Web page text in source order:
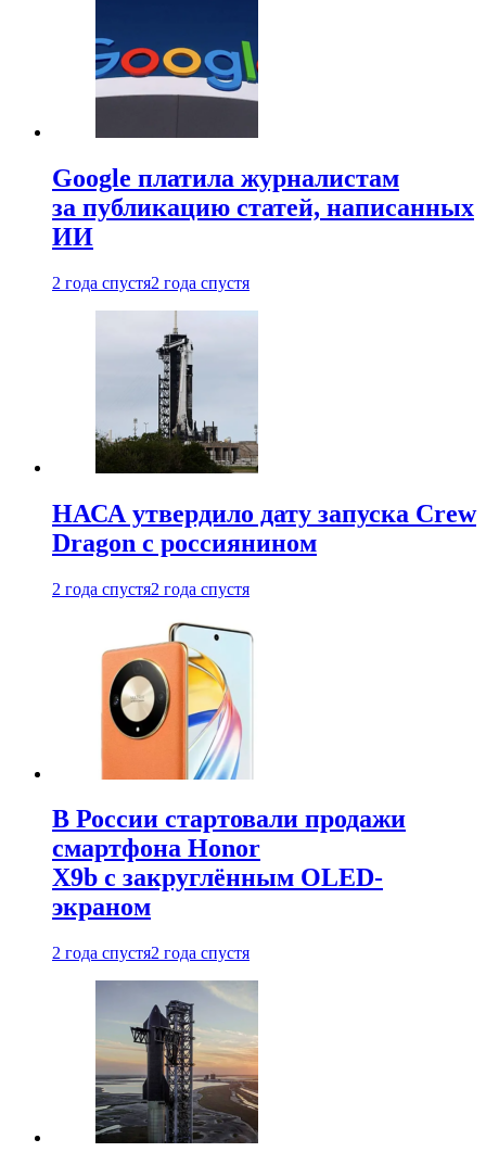
Google платила журналистам
за публикацию статей, написанных
ИИ
2 года спустя2 года спустя
НАСА утвердило дату запуска Crew
Dragon с россиянином
2 года спустя2 года спустя
В России стартовали продажи
смартфона Honor
X9b с закруглённым OLED-
экраном
2 года спустя2 года спустя